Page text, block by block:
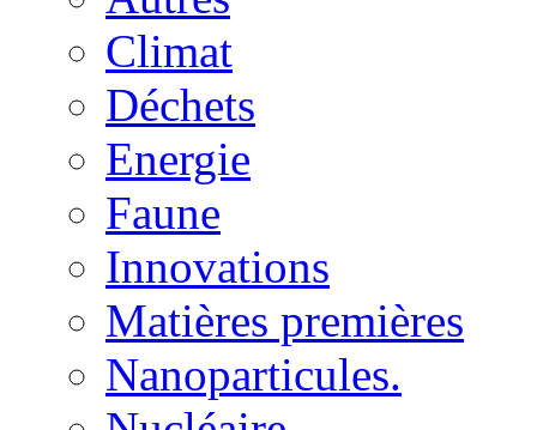
Climat
Déchets
Energie
Faune
Innovations
Matières premières
Nanoparticules.